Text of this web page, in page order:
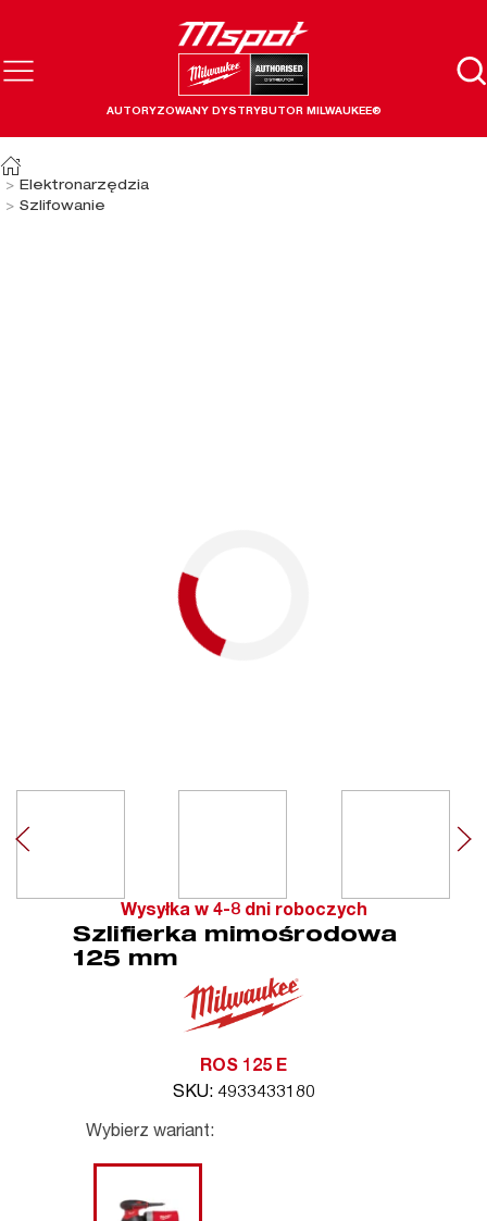
AUTORYZOWANY DYSTRYBUTOR MILWAUKEE®
Elektronarzędzia
Szlifowanie
Wysyłka w 4-8 dni roboczych
Szlifierka mimośrodowa
125 mm
ROS 125 E
SKU: 4933433180
Wybierz wariant: